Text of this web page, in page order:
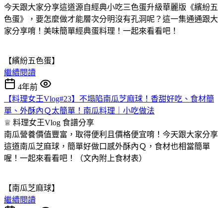
今天跟大家分享這道源自經典小吃三色蛋升級華麗版《繽紛五
色蛋》，要怎麼做才能層次分明沒有孔洞呢？這一集通通跟大
家分享唷！美味簡單經典蛋料理！一起來看看吧！
【繽紛五色蛋】
繼續閱讀
4年前
【料理女王Vlog#23】不塌陷南瓜芝麻球！香甜好吃、食材簡
單、外酥內Ｑ太簡單！南瓜料理｜小吃做法
♕ 料理女王Vlog 食譜分享
南瓜營養價值豐富，取得便利且價格便宜唷！今天跟大家分享
這道南瓜芝麻球，簡單好做口感外酥內Ｑ，食材也相當簡單
喔！一起來看看吧！（文內附上食材表）
【南瓜芝麻球】
繼續閱讀